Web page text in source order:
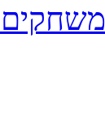
משחקים